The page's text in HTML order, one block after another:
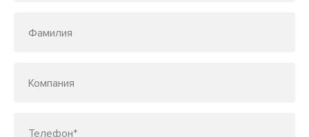
Фамилия
Компания
Телефон*